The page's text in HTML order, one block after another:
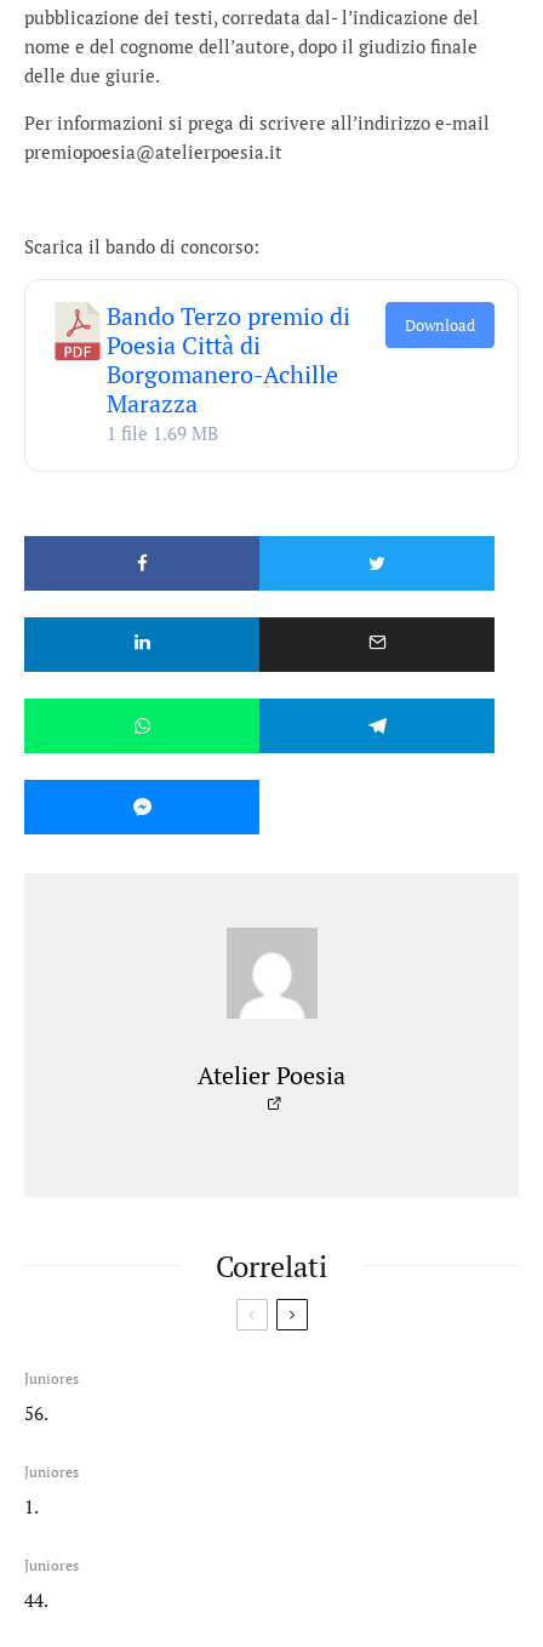
pubblicazione dei testi, corredata dal- l’indicazione del
nome e del cognome dell’autore, dopo il giudizio finale
delle due giurie.
Per informazioni si prega di scrivere all’indirizzo e-mail
premiopoesia@atelierpoesia.it
Scarica il bando di concorso:
Bando Terzo premio di
Poesia Città di
Borgomanero-Achille
Marazza
1 file 1.69 MB
Download
Atelier Poesia
Correlati
Juniores
56.
Juniores
1.
Juniores
44.